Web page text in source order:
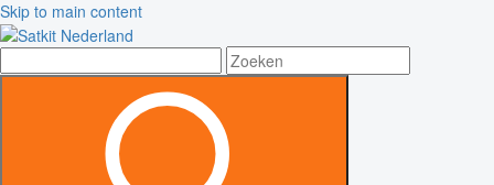
Skip to main content